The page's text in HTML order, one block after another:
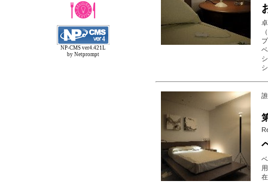
NP-CMS ver4.421L
by Netprompt